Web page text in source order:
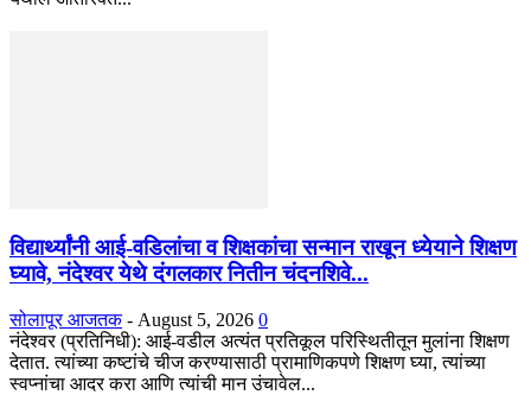
विद्यार्थ्यांनी आई-वडिलांचा व शिक्षकांचा सन्मान राखून ध्येयाने शिक्षण
घ्यावे, नंदेश्वर येथे दंगलकार नितीन चंदनशिवे...
सोलापूर आजतक - August 5, 2026 0
नंदेश्वर (प्रतिनिधी): आई-वडील अत्यंत प्रतिकूल परिस्थितीतून मुलांना शिक्षण
देतात. त्यांच्या कष्टांचे चीज करण्यासाठी प्रामाणिकपणे शिक्षण घ्या, त्यांच्या
स्वप्नांचा आदर करा आणि त्यांची मान उंचावेल...